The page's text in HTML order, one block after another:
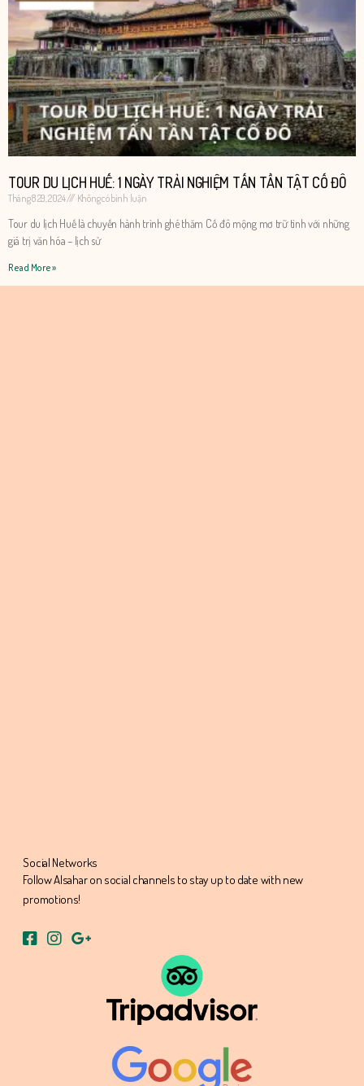
TOUR DU LỊCH HUẾ: 1 NGÀY TRẢI NGHIỆM TẤN TẦN TẬT CỐ ĐÔ
Tháng 8 29, 2024 Không có bình luận
Tour du lịch Huế là chuyến hành trình ghé thăm Cố đô mộng mơ trữ tình với những
giá trị văn hóa – lịch sử
Read More »
Social Networks
Follow Alsahar on social channels to stay up to date with new
promotions!